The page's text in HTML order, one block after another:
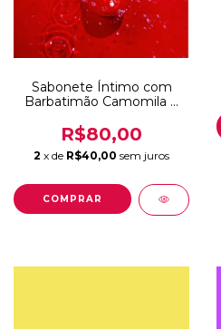
Sabonete Íntimo com
Barbatimão Camomila e
Deborah Secco Intt
R$80,00
2 x de R$40,00 sem juros